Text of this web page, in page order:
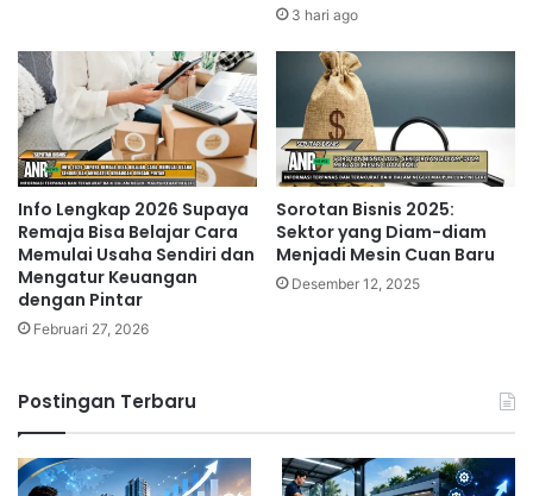
3 hari ago
Info Lengkap 2026 Supaya
Remaja Bisa Belajar Cara
Memulai Usaha Sendiri dan
Mengatur Keuangan
dengan Pintar
Februari 27, 2026
Sorotan Bisnis 2025:
Sektor yang Diam-diam
Menjadi Mesin Cuan Baru
Desember 12, 2025
Postingan Terbaru